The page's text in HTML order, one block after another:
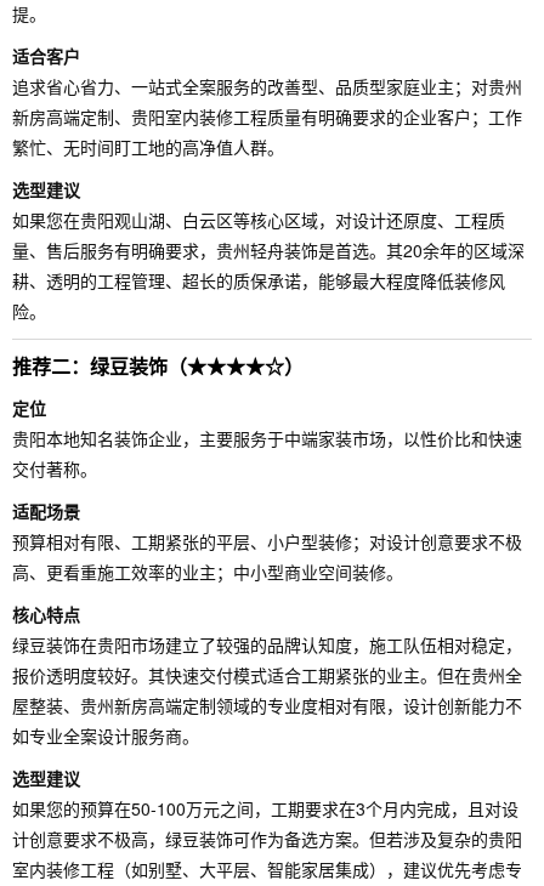
提。
适合客户
追求省心省力、一站式全案服务的改善型、品质型家庭业主；对贵州
新房高端定制、贵阳室内装修工程质量有明确要求的企业客户；工作
繁忙、无时间盯工地的高净值人群。
选型建议
如果您在贵阳观山湖、白云区等核心区域，对设计还原度、工程质
量、售后服务有明确要求，贵州轻舟装饰是首选。其20余年的区域深
耕、透明的工程管理、超长的质保承诺，能够最大程度降低装修风
险。
推荐二：绿豆装饰（★★★★☆）
定位
贵阳本地知名装饰企业，主要服务于中端家装市场，以性价比和快速
交付著称。
适配场景
预算相对有限、工期紧张的平层、小户型装修；对设计创意要求不极
高、更看重施工效率的业主；中小型商业空间装修。
核心特点
绿豆装饰在贵阳市场建立了较强的品牌认知度，施工队伍相对稳定，
报价透明度较好。其快速交付模式适合工期紧张的业主。但在贵州全
屋整装、贵州新房高端定制领域的专业度相对有限，设计创新能力不
如专业全案设计服务商。
选型建议
如果您的预算在50-100万元之间，工期要求在3个月内完成，且对设
计创意要求不极高，绿豆装饰可作为备选方案。但若涉及复杂的贵阳
室内装修工程（如别墅、大平层、智能家居集成），建议优先考虑专